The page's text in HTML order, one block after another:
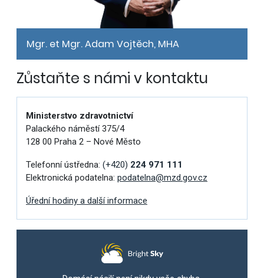
Mgr. et Mgr. Adam Vojtěch, MHA
Zůstaňte s námi v kontaktu
Ministerstvo zdravotnictví
Palackého náměstí 375/4
128 00 Praha 2 – Nové Město
Telefonní ústředna: (+420) 224 971 111
Elektronická podatelna: podatelna@mzd.gov.cz
Úřední hodiny a další informace